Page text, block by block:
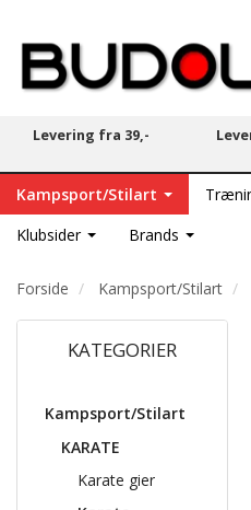
Levering fra 39,-
Kampsport/Stilart
Klubsider
Brands
Forside Kampsport/Stilart
KATEGORIER
Kampsport/Stilart
KARATE
Karate gier